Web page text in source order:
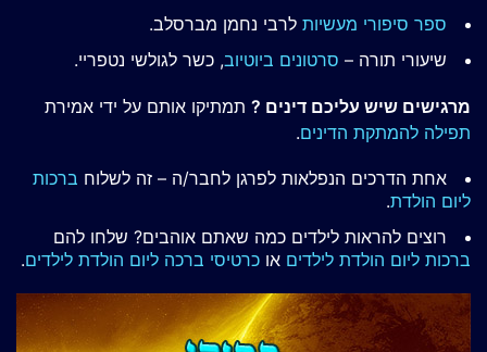
ספר סיפורי מעשיות לרבי נחמן מברסלב.
שיעורי תורה – סרטונים ביוטיוב, כשר לגולשי נטפריי.
מרגישים שיש עליכם דינים ? תמתיקו אותם על ידי אמירת
תפילה להמתקת הדינים.
אחת הדרכים הנפלאות לפרגן לחבר/ה – זה לשלוח ברכות
ליום הולדת.
רוצים להראות לילדים כמה שאתם אוהבים? שלחו להם
ברכות ליום הולדת לילדים או כרטיסי ברכה ליום הולדת לילדים.